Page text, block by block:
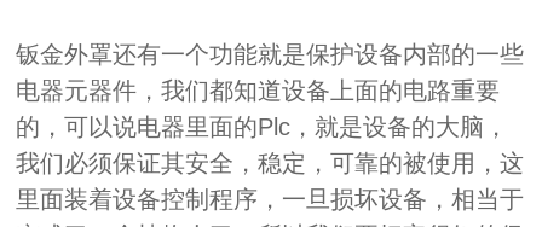
钣金外罩还有一个功能就是保护设备内部的一些
电器元器件，我们都知道设备上面的电路重要
的，可以说电器里面的Plc，就是设备的大脑，
我们必须保证其安全，稳定，可靠的被使用，这
里面装着设备控制程序，一旦损坏设备，相当于